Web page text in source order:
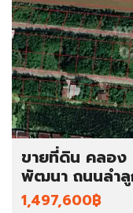
ขายที่ดิน คลอง
พัฒนา ถนนลำลู
1,497,600฿